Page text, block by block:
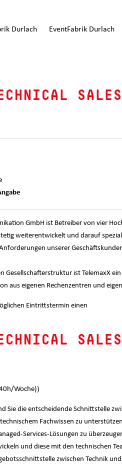
Durlach EventFabrik Durlach
GmbH ist Betreiber von vier
weiterentwickelt und darauf
unserer
Gesellschafterstruktur ist TelemaxX
aus eigenen Rechenzentren und
Eintrittstermin einen
Woche))
Sie die entscheidende Schnittstelle
Fachwissen zu
Services-Lösungen zu
und diese mit den technischen
zwischen Technik